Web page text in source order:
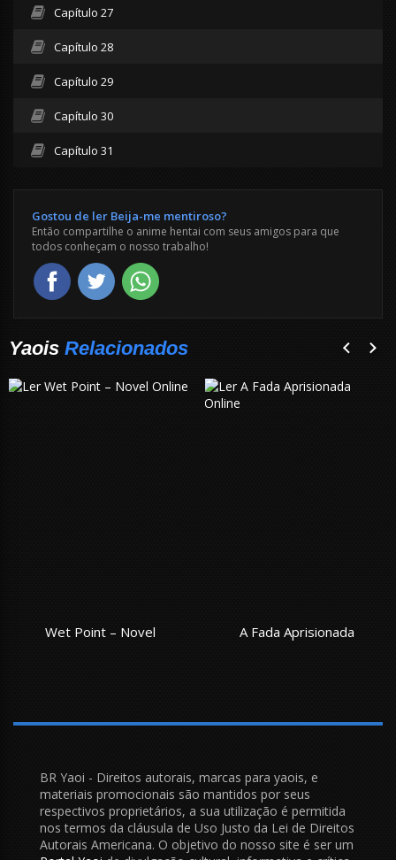
Capítulo 27
Capítulo 28
Capítulo 29
Capítulo 30
Capítulo 31
Gostou de ler Beija-me mentiroso?
Então compartilhe o anime hentai com seus amigos para que
todos conheçam o nosso trabalho!
Yaois Relacionados
Wet Point – Novel A Fada Aprisionada
BR Yaoi - Direitos autorais, marcas para yaois, e
materiais promocionais são mantidos por seus
respectivos proprietários, a sua utilização é permitida
nos termos da cláusula de Uso Justo da Lei de Direitos
Autorais Americana. O objetivo do nosso site é ser um